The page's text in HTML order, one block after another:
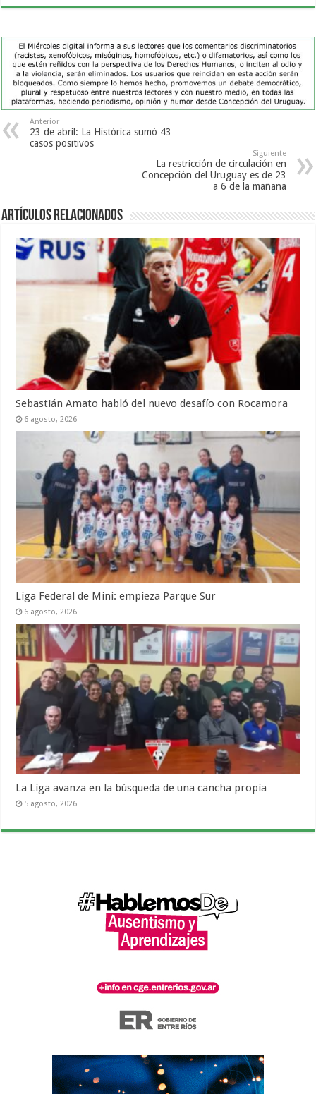
Anterior
23 de abril: La Histórica sumó 43
casos positivos
Siguiente
La restricción de circulación en
Concepción del Uruguay es de 23
a 6 de la mañana
Artículos Relacionados
Sebastián Amato habló del nuevo desafío con Rocamora
6 agosto, 2026
Liga Federal de Mini: empieza Parque Sur
6 agosto, 2026
La Liga avanza en la búsqueda de una cancha propia
5 agosto, 2026